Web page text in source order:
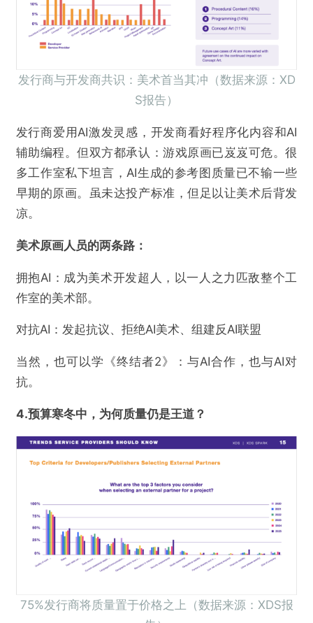
发行商与开发商共识：美术首当其冲（数据来源：XD
S报告）
发行商爱用AI激发灵感，开发商看好程序化内容和AI
辅助编程。但双方都承认：游戏原画已岌岌可危。很
多工作室私下坦言，AI生成的参考图质量已不输一些
早期的原画。虽未达投产标准，但足以让美术后背发
凉。
美术原画人员的两条路：
拥抱AI：成为美术开发超人，以一人之力匹敌整个工
作室的美术部。
对抗AI：发起抗议、拒绝AI美术、组建反AI联盟
当然，也可以学《终结者2》：与AI合作，也与AI对
抗。
4.预算寒冬中，为何质量仍是王道？
75%发行商将质量置于价格之上（数据来源：XDS报